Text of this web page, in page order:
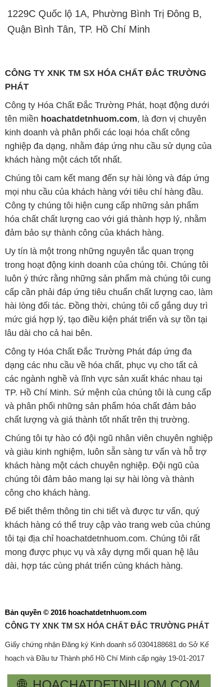
1229C Quốc lộ 1A, Phường Bình Trị Đông B,
Quận Bình Tân, TP. Hồ Chí Minh
CÔNG TY XNK TM SX HÓA CHẤT ĐẮC TRƯỜNG
PHÁT
Công ty Hóa Chất Đắc Trường Phát, hoạt động dưới
tên miền hoachatdetnhuom.com, là đơn vị chuyên
kinh doanh và phân phối các loại hóa chất công
nghiệp đa dạng, nhằm đáp ứng nhu cầu sử dụng của
khách hàng một cách tốt nhất.
Chúng tôi cam kết mang đến sự hài lòng và đáp ứng
mọi nhu cầu của khách hàng với tiêu chí hàng đầu.
Công ty chúng tôi hiện cung cấp những sản phẩm
hóa chất chất lượng cao với giá thành hợp lý, nhằm
đảm bảo sự thành công của khách hàng.
Uy tín là một trong những nguyên tắc quan trọng
trong hoạt động kinh doanh của chúng tôi. Chúng tôi
luôn ý thức rằng những sản phẩm mà chúng tôi cung
cấp cần phải đáp ứng tiêu chuẩn chất lượng cao, làm
hài lòng đối tác. Đồng thời, chúng tôi cố gắng duy trì
mức giá hợp lý, tạo điều kiện phát triển và sự tồn tại
lâu dài cho cả hai bên.
Công ty Hóa Chất Đắc Trường Phát đáp ứng đa
dạng các nhu cầu về hóa chất, phục vụ cho tất cả
các ngành nghề và lĩnh vực sản xuất khác nhau tại
TP. Hồ Chí Minh. Sứ mệnh của chúng tôi là cung cấp
và phân phối những sản phẩm hóa chất đảm bảo
chất lượng và giá thành tốt nhất trên thị trường.
Chúng tôi tự hào có đội ngũ nhân viên chuyên nghiệp
và giàu kinh nghiệm, luôn sẵn sàng tư vấn và hỗ trợ
khách hàng một cách chuyên nghiệp. Đội ngũ của
chúng tôi đảm bảo mang lại sự hài lòng và thành
công cho khách hàng.
Để biết thêm thông tin chi tiết và được tư vấn, quý
khách hàng có thể truy cập vào trang web của chúng
tôi tại địa chỉ hoachatdetnhuom.com. Chúng tôi rất
mong được phục vụ và xây dựng mối quan hệ lâu
dài, hợp tác cùng phát triển cùng khách hàng.
Bản quyền © 2016 hoachatdetnhuom.com
CÔNG TY XNK TM SX HÓA CHẤT ĐẮC TRƯỜNG PHÁT
Giấy chứng nhận Đăng ký Kinh doanh số 0304188681 do Sở Kế
hoạch và Đầu tư Thành phố Hồ Chí Minh cấp ngày 19-01-2017